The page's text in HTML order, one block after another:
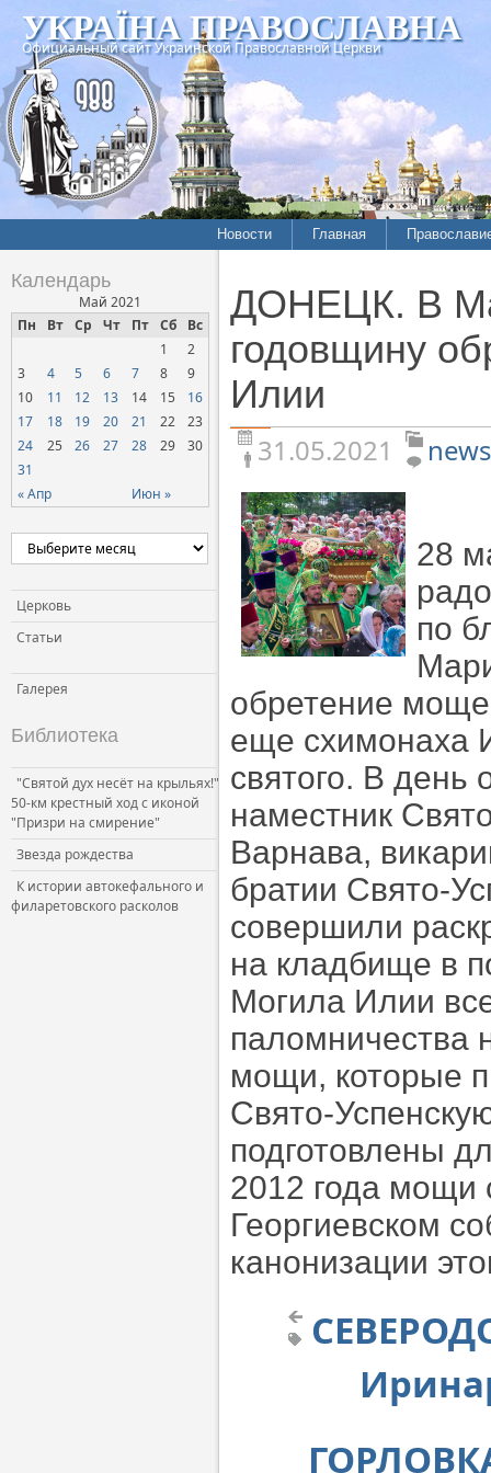
УКРАЇНА ПРАВОСЛАВНА
Официальный сайт Украинской Православной Церкви
Новости
Межконфессиональные
отношения
Нарушения прав
верующих
Официальная хроника
Расколы, ереси, секты
СОЦИАЛЬНОЕ
Церковь и власть
Церковь и общество
Церковь и СМИ
Главная
История
Хроники
Календарь
Май 2021
Пн
Вт Ср Чт Пт Сб Вс
« Апр Июн »
1
2
3
4 5 6 7 8
9
10
11 12 13 14 15
16
17
18 19 20 21 22
23
24
25 26 27 28 29
30
31
Церковь
Статьи
Галерея
Библиотека
"Святой дух несёт на крыльях!"
50-км крестный ход с иконой
"Призри на смирение"
Звезда рождества
К истории автокефального и
филаретовского расколов
ДОНЕЦК. В
годовщину
Илии
31.05.2021 news
28
по
обретение
еще схимонаха
святого. В день
наместник
Варнава,
братии Свято-
совершили
на кладбище в
Могила Илии
паломничества
мощи, которые
Свято-
подготовлены
2012 года мощи
Георгиевском
канонизации